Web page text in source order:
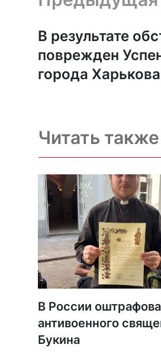
В результате
поврежден
города Харькова
Читать также
В России
антивоенного
Букина